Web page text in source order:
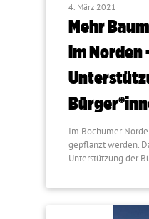
4. März 2021
Mehr
im Norden
Im Bochumer
gepflanzt werden.
Unterstützung der